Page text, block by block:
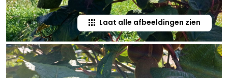
Laat alle afbeeldingen zien